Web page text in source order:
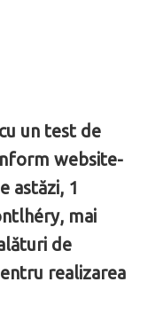
un test de
website-
astăzi, 1
mai
de
realizarea